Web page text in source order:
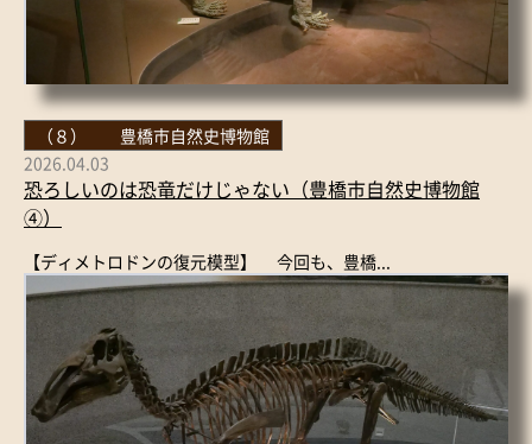
（８） 豊橋市自然史博物館
2026.04.03
恐ろしいのは恐竜だけじゃない（豊橋市自然史博物館
④）
【ディメトロドンの復元模型】 今回も、豊橋...